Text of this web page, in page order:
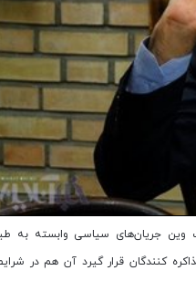
وین جریان‌های سیاسی وابسته به
کنندگان قرار گیرد آن هم در